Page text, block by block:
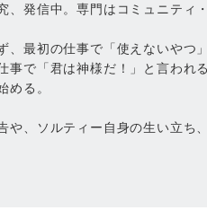
、発信中。専門はコミュニティ
、最初の仕事で「使えないやつ
事で「君は神様だ！」と言われ
める。
や、ソルティー自身の生い立ち